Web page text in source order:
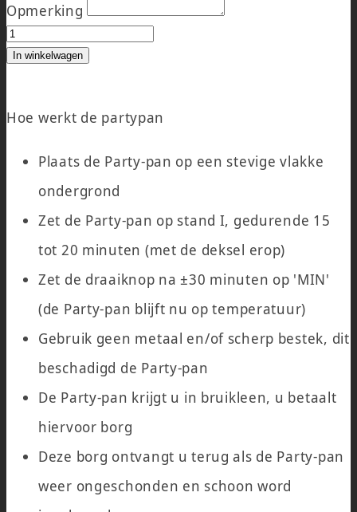
Opmerking
PARTYPAN SHOARMA aantal
In winkelwagen
Hoe werkt de partypan
Plaats de Party-pan op een stevige vlakke
ondergrond
Zet de Party-pan op stand I, gedurende 15
tot 20 minuten (met de deksel erop)
Zet de draaiknop na ±30 minuten op 'MIN'
(de Party-pan blijft nu op temperatuur)
Gebruik geen metaal en/of scherp bestek, dit
beschadigd de Party-pan
De Party-pan krijgt u in bruikleen, u betaalt
hiervoor borg
Deze borg ontvangt u terug als de Party-pan
weer ongeschonden en schoon word